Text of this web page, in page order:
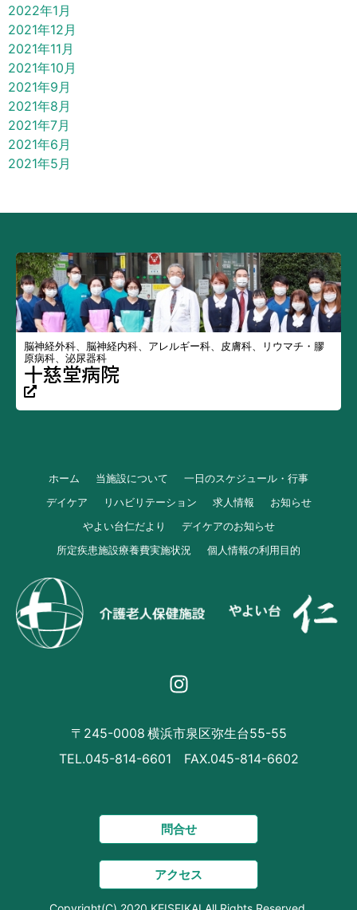
2022年1月
2021年12月
2021年11月
2021年10月
2021年9月
2021年8月
2021年7月
2021年6月
2021年5月
脳神経外科、脳神経内科、アレルギー科、皮膚科、リウマチ・膠
原病科、泌尿器科
十慈堂病院
ホーム 当施設について
一日のスケジュール・行事
デイケア
リハビリテーション 求人情報
お知らせ
やよい台仁だより
デイケアのお知らせ
所定疾患施設療養費実施状況
個人情報の利用目的
〒245-0008 横浜市泉区弥生台55-55
TEL.045-814-6601 FAX.045-814-6602
問合せ
アクセス